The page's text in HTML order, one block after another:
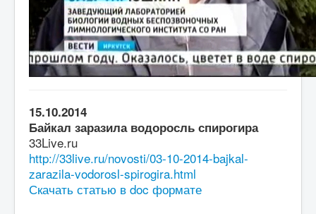
15.10.2014
Байкал заразила водоросль спирогира
33Live.ru
http://33live.ru/novosti/03-10-2014-bajkal-
zarazila-vodorosl-spirogira.html
Скачать статью в doc формате